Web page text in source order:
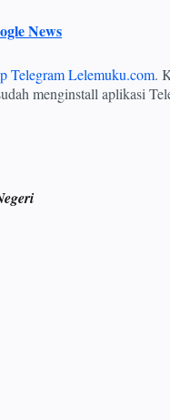
News
Telegram Lelemuku.com.
menginstall aplikasi